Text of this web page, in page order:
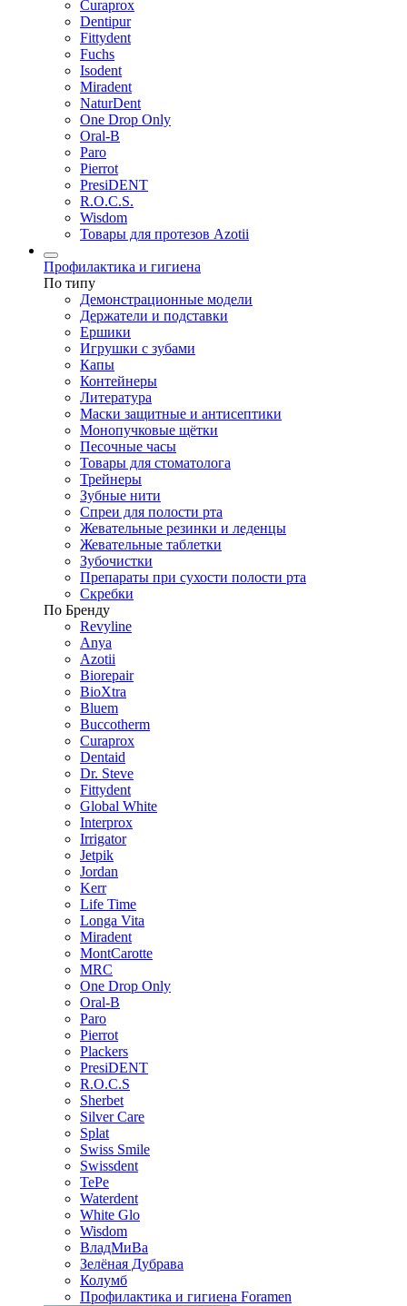
Curaprox
Dentipur
Fittydent
Fuchs
Isodent
Miradent
NaturDent
One Drop Only
Oral-B
Paro
Pierrot
PresiDENT
R.O.C.S.
Wisdom
Товары для протезов Azotii
Профилактика и гигиена
По типу
Демонстрационные модели
Держатели и подставки
Ершики
Игрушки с зубами
Капы
Контейнеры
Литература
Маски защитные и антисептики
Монопучковые щётки
Песочные часы
Товары для стоматолога
Трейнеры
Зубные нити
Спреи для полости рта
Жевательные резинки и леденцы
Жевательные таблетки
Зубочистки
Препараты при сухости полости рта
Скребки
По Бренду
Revyline
Anya
Azotii
Biorepair
BioXtra
Bluem
Buccotherm
Curaprox
Dentaid
Dr. Steve
Fittydent
Global White
Interprox
Irrigator
Jetpik
Jordan
Kerr
Life Time
Longa Vita
Miradent
MontCarotte
MRC
One Drop Only
Oral-B
Paro
Pierrot
Plackers
PresiDENT
R.O.C.S
Sherbet
Silver Care
Splat
Swiss Smile
Swissdent
TePe
Waterdent
White Glo
Wisdom
ВладМиВа
Зелёная Дубрава
Колумб
Профилактика и гигиена Foramen